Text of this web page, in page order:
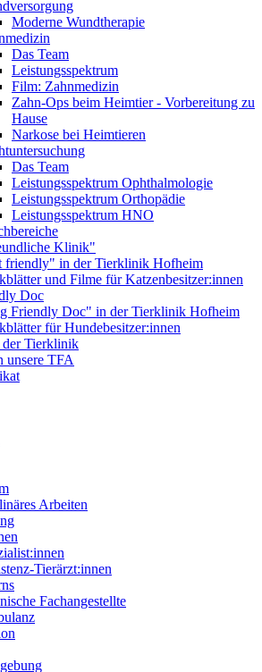
Moderne Wundtherapie
Das Team
Leistungsspektrum
Film: Zahnmedizin
Zahn-Ops beim Heimtier - Vorbereitung zu
Hause
Narkose bei Heimtieren
Das Team
Leistungsspektrum Ophthalmologie
Leistungsspektrum Orthopädie
Leistungsspektrum HNO
Klinik"
friendly" in der Tierklinik Hofheim
und Filme für Katzenbesitzer:innen
Doc
Friendly Doc" in der Tierklinik Hofheim
für Hundebesitzer:innen
Tierklinik
unsere TFA
Arbeiten
Tierärzt:innen
Fachangestellte